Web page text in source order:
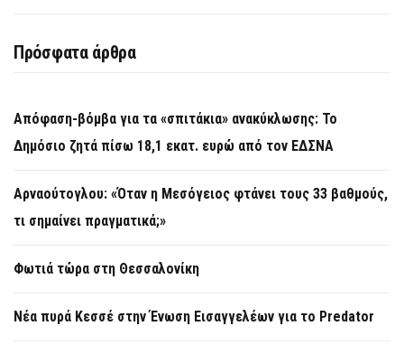
Πρόσφατα άρθρα
Απόφαση-βόμβα για τα «σπιτάκια» ανακύκλωσης: Το
Δημόσιο ζητά πίσω 18,1 εκατ. ευρώ από τον ΕΔΣΝΑ
Αρναούτογλου: «Όταν η Μεσόγειος φτάνει τους 33 βαθμούς,
τι σημαίνει πραγματικά;»
Φωτιά τώρα στη Θεσσαλονίκη
Νέα πυρά Κεσσέ στην Ένωση Εισαγγελέων για το Predator